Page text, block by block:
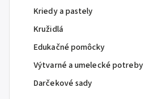
Kriedy a pastely
Kružidlá
Edukačné pomôcky
Výtvarné a umelecké potreby
Darčekové sady